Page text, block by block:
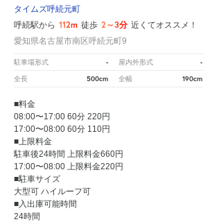
タイムズ呼続元町
呼続駅から 112m 徒歩 2～3分 近くてオススメ！
愛知県名古屋市南区呼続元町9
駐車場形式 - 屋内外形式 -
全長 500cm 全幅 190cm
■料金
08:00〜17:00 60分 220円
17:00〜08:00 60分 110円
■上限料金
駐車後24時間 上限料金660円
17:00〜08:00 上限料金220円
■駐車サイズ
大型可 ハイルーフ可
■入出庫可能時間
24時間